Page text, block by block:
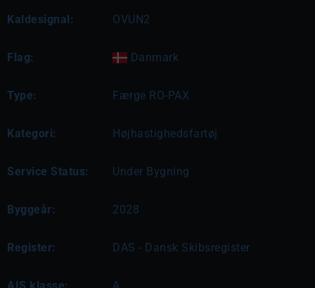
Kaldesignal: OVUN2
Flag: Danmark
Type: Færge RO-PAX
Kategori: Højhastighedsfartøj
Service Status: Under Bygning
Byggeår: 2028
Register: DAS - Dansk Skibsregister